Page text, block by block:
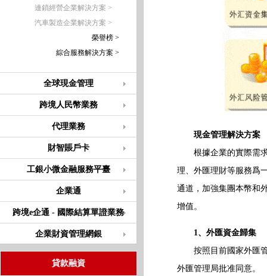
連鎖經營企業解決方案 >
汽車製造企業解決方案 >
榮譽榜 >
綜合服務解決方案 >
全球現金管理
跨境人民幣業務
代理業務
財智賬戶卡
工銀小微金融服務平臺
企業通
跨境e企通 - 國際結算單證業務
企業財資管理網銀
貸款融資
現金管理解決方案
根據企業的實際需求
理、外匯理財等服務爲
通道，加強集團本幣和
增值。
1、外匯資金歸集
按照目前國家外匯管
外匯管理局批准同意。